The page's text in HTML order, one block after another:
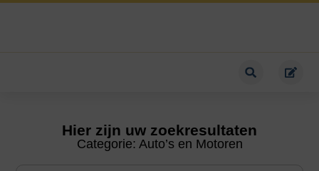
Hier zijn uw zoekresultaten
Categorie: Auto’s en Motoren